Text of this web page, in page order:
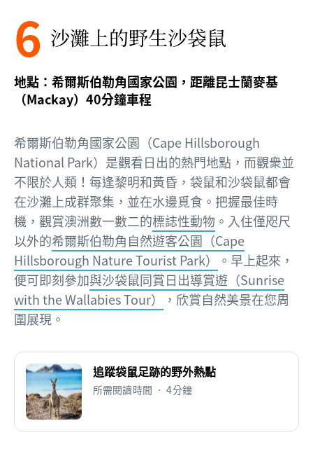
6 沙灘上的野生沙袋鼠
地點：希爾斯伯勒角國家公園，距離昆士蘭麥基
（Mackay）40分鐘車程
希爾斯伯勒角國家公園（Cape Hillsborough
National Park）是觀看日出的熱門地點，而觀衆並
不限於人類！每逢黎明和黃昏，袋鼠和沙袋鼠都會
在沙灘上成群聚集，並在水邊覓食。把握最佳時
機，觀賞澳洲數一數二的標誌性動物 。入住僅咫尺
以外的希爾斯伯勒角自然遊客公園（Cape
Hillsborough Nature Tourist Park）
。早上起來，
便可即刻參加與沙袋鼠同賞日出導賞遊（Sunrise
with the Wallabies Tour）
，欣賞自然美景在您周
圍展現。
追蹤袋鼠足跡的野外熱點
所需閱讀時間 • 4分鐘